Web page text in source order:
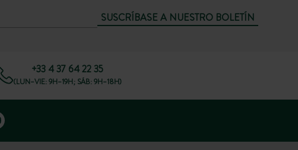
SUSCRÍBASE A NUESTRO BOLETÍN
+33 4 37 64 22 35
(LUN–VIE: 9H–19H; SÁB: 9H–18H)